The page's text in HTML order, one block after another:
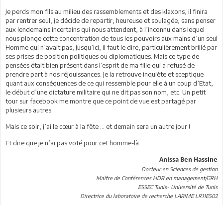
Je perds mon fils au milieu des rassemblements et des klaxons, il finira
par rentrer seul, je décide de repartir, heureuse et soulagée, sans penser
aux lendemains incertains qui nous attendent, à l’inconnu dans lequel
nous plonge cette concentration de tous les pouvoirs aux mains d’un seul
Homme qui n’avait pas, jusqu’ici, il faut le dire, particulièrement brillé par
ses prises de position politiques ou diplomatiques. Mais ce type de
pensées était bien présent dans l’esprit de ma fille qui a refusé de
prendre part à nos réjouissances. Je la retrouve inquiète et sceptique
quant aux conséquences de ce qui ressemble pour elle à un coup d’Etat,
le début d’une dictature militaire qui ne dit pas son nom, etc. Un petit
tour sur facebook me montre que ce point de vue est partagé par
plusieurs autres.
Mais ce soir, j’ai le cœur à la fête … et demain sera un autre jour !
Et dire que je n’ai pas voté pour cet homme-là.
Anissa Ben Hassine
Docteur en Sciences de gestion
Maître de Conférences HDR en management/GRH
ESSEC Tunis- Université de Tunis
Directrice du laboratoire de recherche LARIME LR11ES02